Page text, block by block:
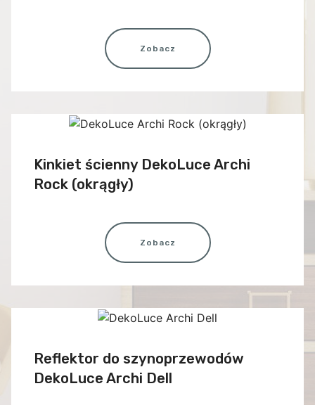
Zobacz
Kinkiet ścienny DekoLuce Archi
Rock (okrągły)
Zobacz
Reflektor do szynoprzewodów
DekoLuce Archi Dell